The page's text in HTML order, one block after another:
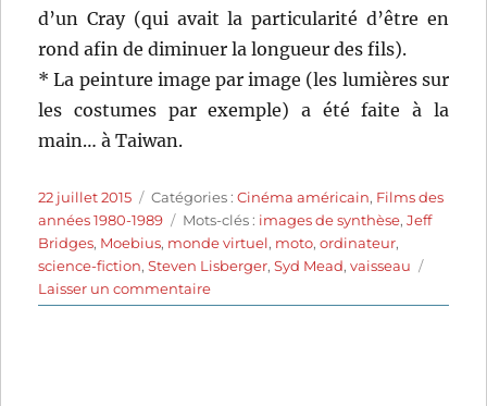
d’un Cray (qui avait la particularité d’être en
rond afin de diminuer la longueur des fils).
* La peinture image par image (les lumières sur
les costumes par exemple) a été faite à la
main… à Taiwan.
Publié
le
22 juillet 2015 Catégories
Catégories :Cinéma américain, Films des
années 1980-1989
Étiquettes
Mots-clés : images de synthèse,Jeff
Bridges, Moebius, monde virtuel, moto,ordinateur,
science-fiction,Steven Lisberger,Syd Mead,vaisseau
Laisser un commentairesur
Tron